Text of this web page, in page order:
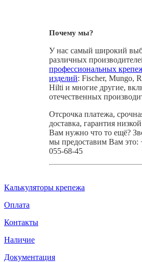
Почему мы?
У нас самый широкий
различных
профессиональных
изделий: Fischer, Mungo,
Hilti и многие другие,
отечественных
Отсрочка платежа,
доставка, гарантия
Вам нужно что то ещё?
мы предоставим Вам это:
055-68-45
Калькуляторы крепежа
Оплата
Контакты
Наличие
Документация